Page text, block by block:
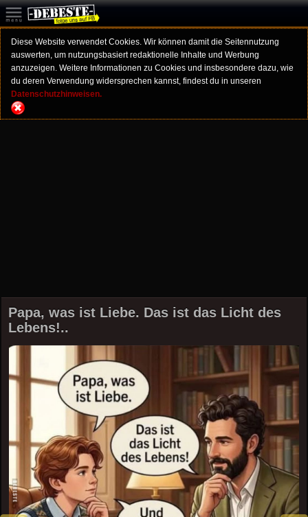
Diese Website verwendet Cookies. Wir können damit die Seitennutzung
auswerten, um nutzungsbasiert redaktionelle Inhalte und Werbung
anzuzeigen. Weitere Informationen zu Cookies und insbesondere dazu, wie
du deren Verwendung widersprechen kannst, findest du in unseren
Datenschutzhinweisen.
Papa, was ist Liebe. Das ist das Licht des
Lebens!..